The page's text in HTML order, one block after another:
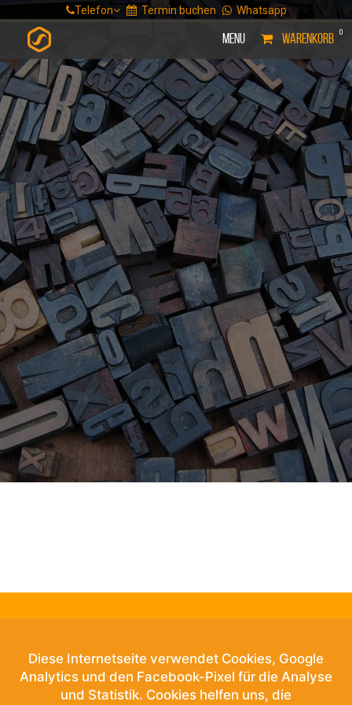
Telefon Termin buchen Whatsapp
WARENKORB 0
Menu
Start Producing
Attributions
Diese Internetseite verwendet Cookies, Google
Analytics und den Facebook-Pixel für die Analyse
und Statistik. Cookies helfen uns, die